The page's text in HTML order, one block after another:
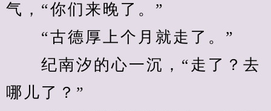
气，“你们来晚了。”
“古德厚上个月就走了。”
纪南汐的心一沉，“走了？去
哪儿了？”